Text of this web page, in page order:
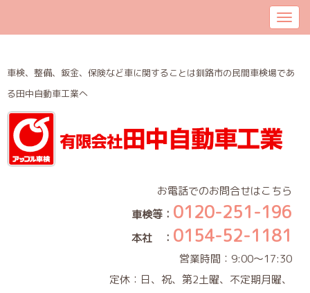
車検、整備、鈑金、保険など車に関することは釧路市の民間車検場であ
る田中自動車工業へ
お電話でのお問合せはこちら
車検等： 0120-251-196
本社 ： 0154-52-1181
営業時間：9:00～17:30
定休：日、祝、第2土曜、不定期月曜、